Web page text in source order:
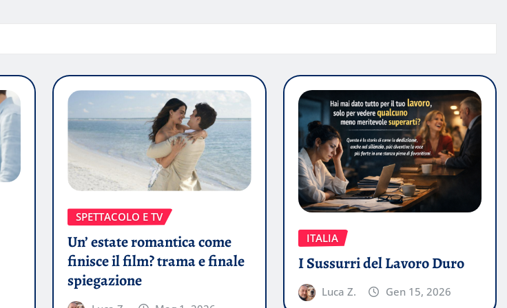
SPETTACOLO E TV
Un’ estate romantica come
finisce il film? trama e finale
spiegazione
ITALIA
I Sussurri del Lavoro Duro
Luca Z. Gen 15, 2026